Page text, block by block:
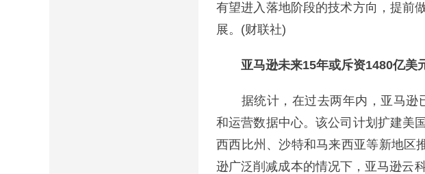
有望进入落地阶段的技术方向，提前
展。(财联社)
亚马逊未来15年或斥资1480亿美
据统计，在过去两年内，亚马逊
和运营数据中心。该公司计划扩建美
西西比州、沙特和马来西亚等新地区
逊广泛削减成本的情况下，亚马逊云